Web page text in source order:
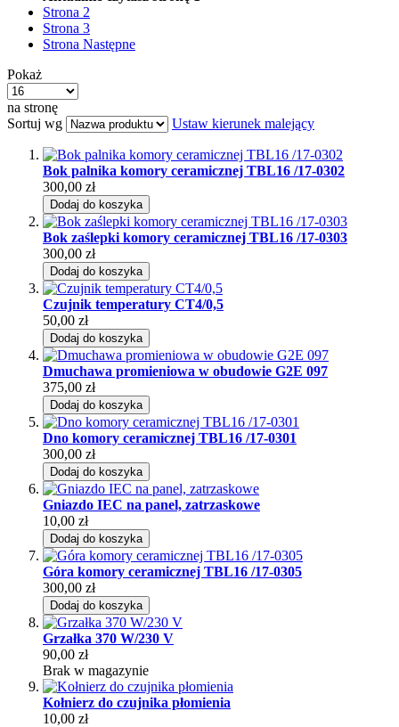
Strona 2
Strona 3
Strona Następne
Pokaż
na stronę
Sortuj wg
Ustaw kierunek malejący
Bok palnika komory ceramicznej TBL16 /17-0302
300,00 zł
Dodaj do koszyka
Bok zaślepki komory ceramicznej TBL16 /17-0303
300,00 zł
Dodaj do koszyka
Czujnik temperatury CT4/0,5
50,00 zł
Dodaj do koszyka
Dmuchawa promieniowa w obudowie G2E 097
375,00 zł
Dodaj do koszyka
Dno komory ceramicznej TBL16 /17-0301
300,00 zł
Dodaj do koszyka
Gniazdo IEC na panel, zatrzaskowe
10,00 zł
Dodaj do koszyka
Góra komory ceramicznej TBL16 /17-0305
300,00 zł
Dodaj do koszyka
Grzałka 370 W/230 V
90,00 zł
Brak w magazynie
Kołnierz do czujnika płomienia
10,00 zł